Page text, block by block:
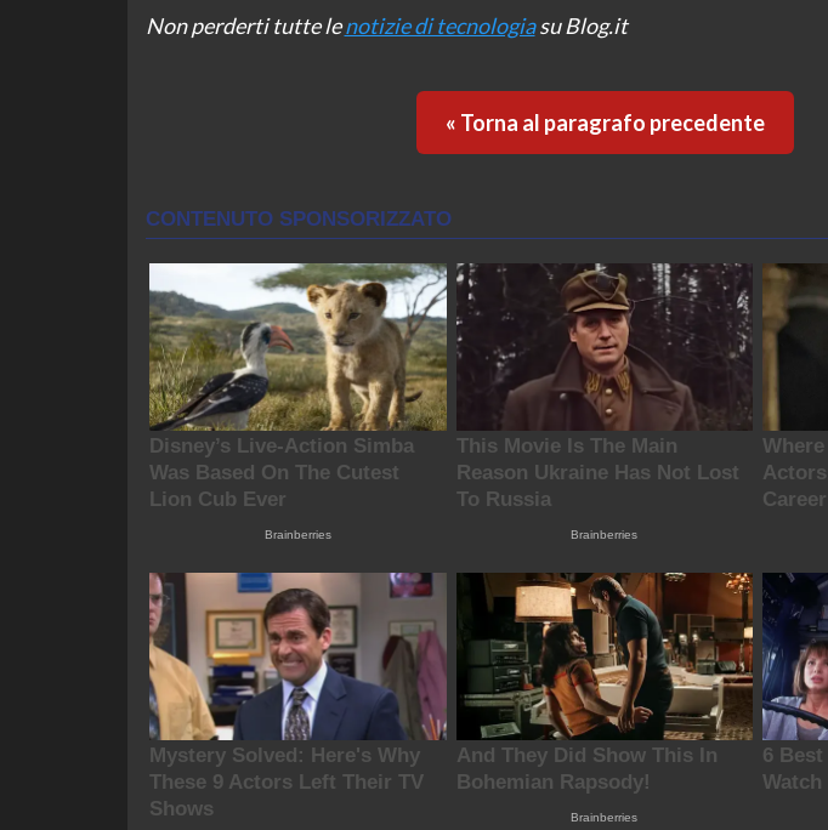
Non perderti tutte lenotizie di tecnologiasu Blog.it
« Torna al paragrafo precedente